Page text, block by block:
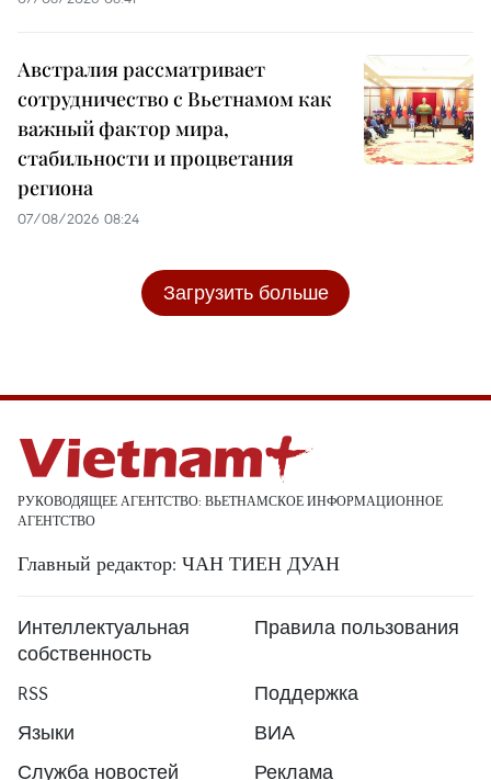
Австралия рассматривает
сотрудничество с Вьетнамом как
важный фактор мира,
стабильности и процветания
региона
07/08/2026 08:24
Загрузить больше
РУКОВОДЯЩЕЕ АГЕНТСТВО: ВЬЕТНАМСКОЕ ИНФОРМАЦИОННОЕ
АГЕНТСТВО
Главный редактор: ЧАН ТИЕН ДУАН
Интеллектуальная
собственность
Правила пользования
RSS
Поддержка
Языки
ВИА
Служба новостей
Реклама